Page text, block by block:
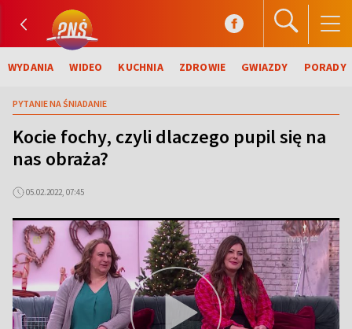
WYDANIA WIDEO KUCHNIA ZDROWIE GWIAZDY PORADY
PYTANIE NA ŚNIADANIE
Kocie fochy, czyli dlaczego pupil się na
nas obraża?
05.02.2022, 07:45